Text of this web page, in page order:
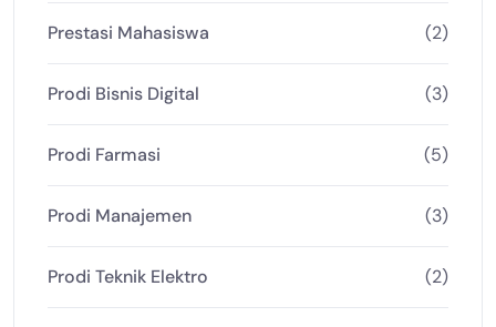
Prestasi Mahasiswa (2)
Prodi Bisnis Digital (3)
Prodi Farmasi (5)
Prodi Manajemen (3)
Prodi Teknik Elektro (2)